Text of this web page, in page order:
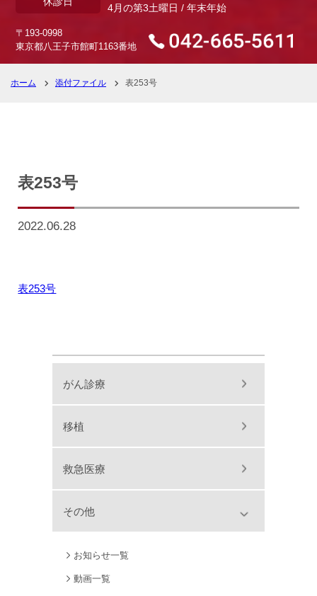
4月の第3土曜日 / 年末年始
〒193-0998
東京都八王子市館町1163番地
ホーム 添付ファイル 表253号
表253号
2022.06.28
表253号
がん診療
移植
救急医療
その他
お知らせ一覧
動画一覧